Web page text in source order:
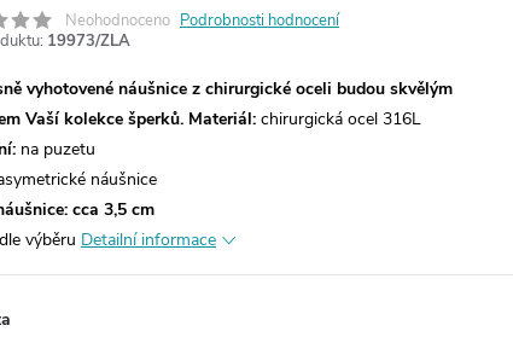
Neohodnoceno Podrobnosti hodnocení
19973/ZLA
vyhotovené náušnice z chirurgické oceli budou skvělým
Vaší kolekce šperků. Materiál: chirurgická ocel 316L
na puzetu
náušnice
cca 3,5 cm
dle výběru Detailní informace